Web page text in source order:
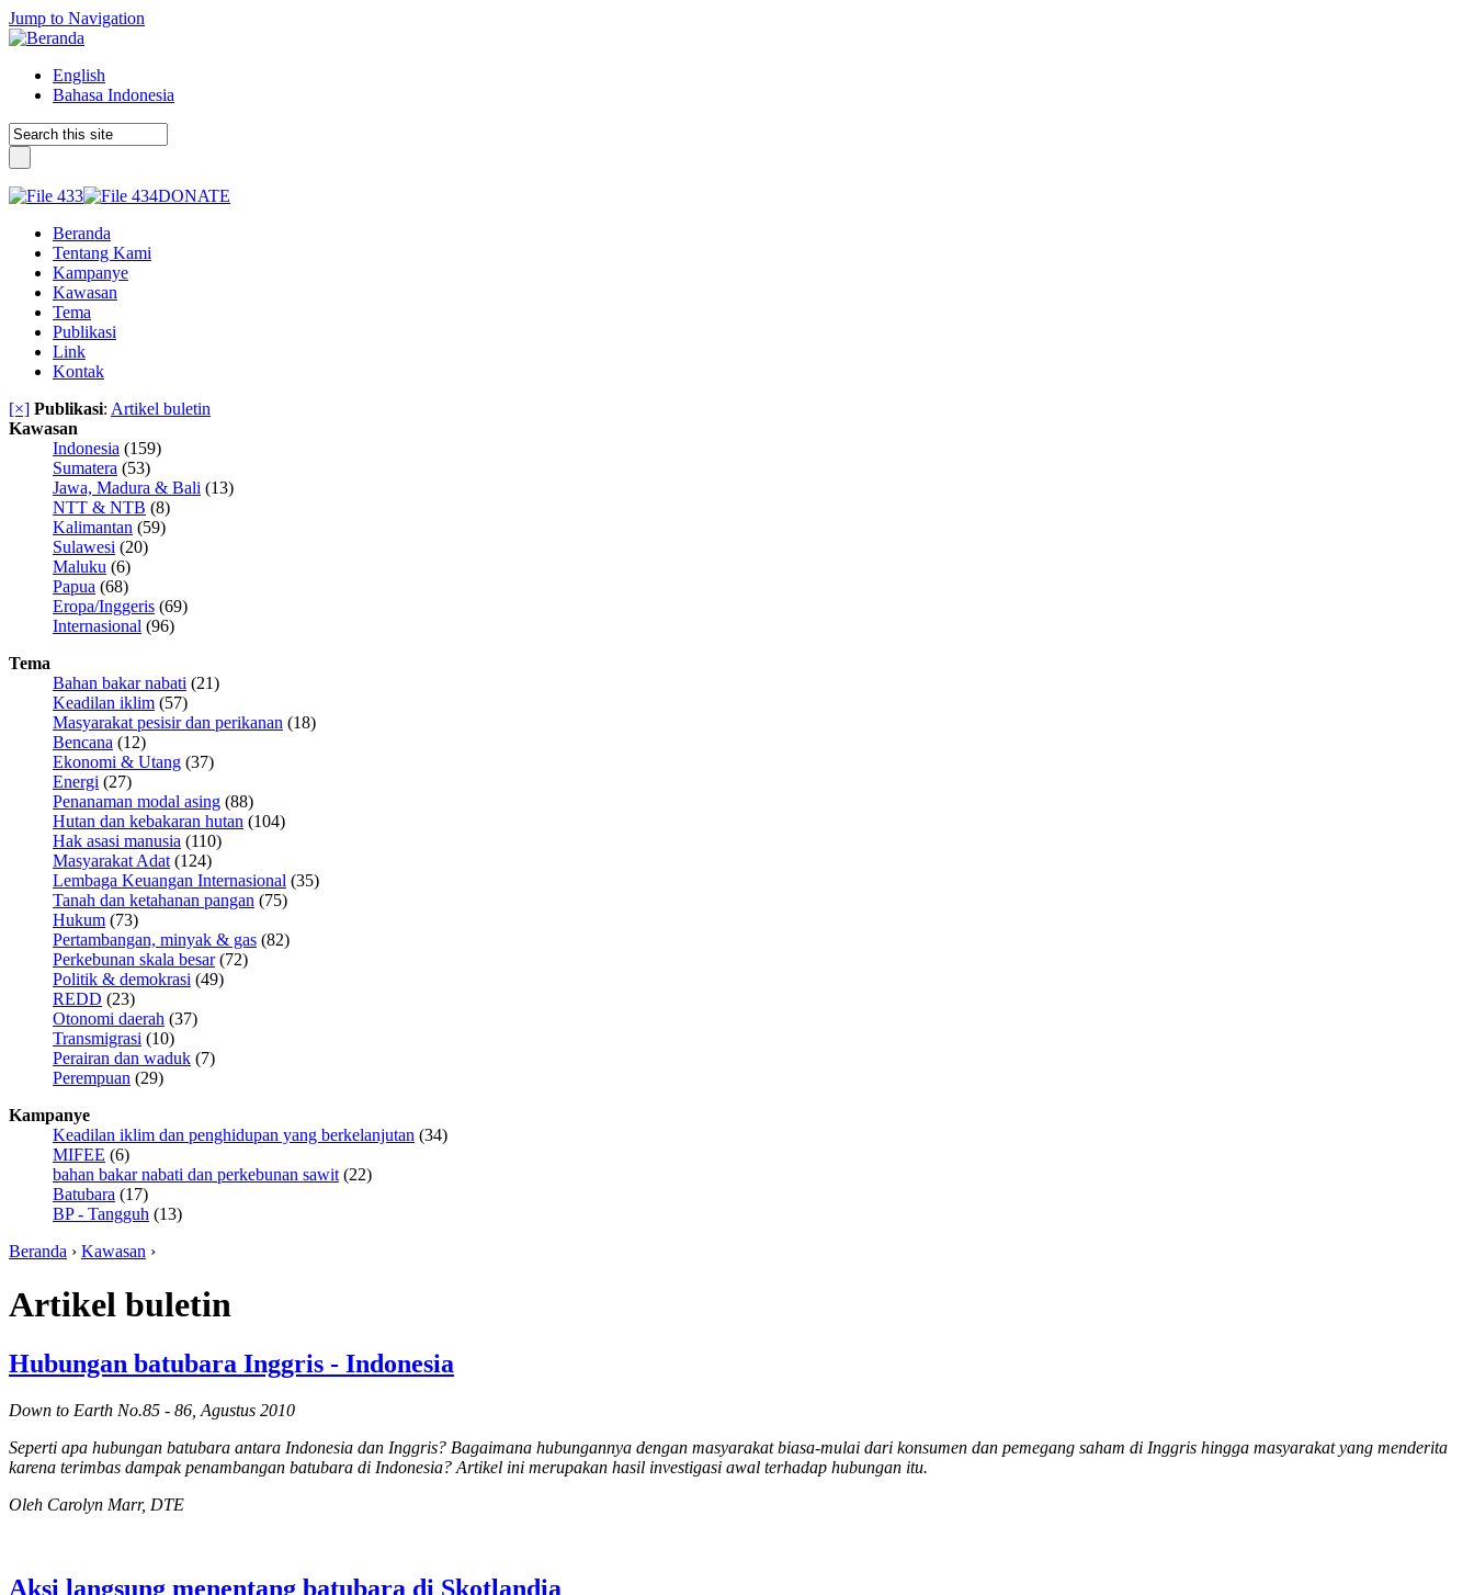
Jump to Navigation
English
Bahasa Indonesia
DONATE
Beranda
Tentang Kami
Kampanye
Kawasan
Tema
Publikasi
Link
Kontak
[×] Publikasi: Artikel buletin
Kawasan
Indonesia (159)
Sumatera (53)
Jawa, Madura & Bali (13)
NTT & NTB (8)
Kalimantan (59)
Sulawesi (20)
Maluku (6)
Papua (68)
Eropa/Inggeris (69)
Internasional (96)
Tema
Bahan bakar nabati (21)
Keadilan iklim (57)
Masyarakat pesisir dan perikanan (18)
Bencana (12)
Ekonomi & Utang (37)
Energi (27)
Penanaman modal asing (88)
Hutan dan kebakaran hutan (104)
Hak asasi manusia (110)
Masyarakat Adat (124)
Lembaga Keuangan Internasional (35)
Tanah dan ketahanan pangan (75)
Hukum (73)
Pertambangan, minyak & gas (82)
Perkebunan skala besar(72)
Politik & demokrasi (49)
REDD (23)
Otonomi daerah (37)
Transmigrasi (10)
Perairan dan waduk (7)
Perempuan (29)
Kampanye
Keadilan iklim dan penghidupan yang berkelanjutan (34)
MIFEE (6)
bahan bakar nabati dan perkebunan sawit (22)
Batubara (17)
BP - Tangguh (13)
Beranda › Kawasan ›
Artikel buletin
Hubungan batubara Inggris - Indonesia
Down to Earth No.85 - 86, Agustus 2010
Seperti apa hubungan batubara antara Indonesia dan Inggris? Bagaimana hubungannya dengan masyarakat biasa-mulai dari konsumen dan pemegang saham di Inggris hingga masyarakat yang menderita
karena terimbas dampak penambangan batubara di Indonesia? Artikel ini merupakan hasil investigasi awal terhadap hubungan itu.
Oleh Carolyn Marr, DTE
Aksi langsung menentang batubara di Skotlandia